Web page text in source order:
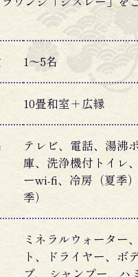
1〜5名
10畳和室＋広縁
テレビ、電話、湯沸
庫、洗浄機付トイレ
ーwi-fi、冷房（夏季
季）
ミネラルウォーター
ト、ドライヤー、ボ
プ、 シャンプー、ハ